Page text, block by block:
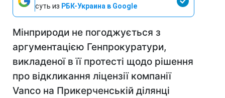
суть из РБК-Украина в Google
Мінприроди не погоджується з
аргументацією Генпрокуратури,
викладеної в її протесті щодо рішення
про відкликання ліцензії компанії
Vanco на Прикерченській ділянці